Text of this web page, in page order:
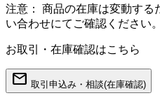
注意：
商品の在庫は変動する
い合わせにてご確認ください
お取引・在庫確認はこちら
mail 取引申込み・相談(在庫確認)